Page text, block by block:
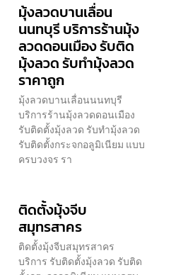
มุ้งลวดบานเลื่อน
นนทบุรี บริการร้านมุ้ง
ลวดดอนเมือง รับติด
มุ้งลวด รับทำมุ้งลวด
ราคาถูก
มุ้งลวดบานเลื่อนนนทบุรี
บริการร้านมุ้งลวดดอนเมือง
รับติดตั้งมุ้งลวด รับทำมุ้งลวด
รับติดตั้งกระจกอลูมิเนียม แบบ
ครบวงจร รา
ติดตั้งมุ้งจีบ
สมุทรสาคร
ติดตั้งมุ้งจีบสมุทรสาคร
บริการ รับติดตั้งมุ้งลวด รับติด